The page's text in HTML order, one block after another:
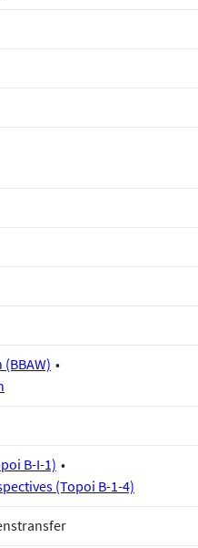
B-I-1)
(Topoi B-1-4)